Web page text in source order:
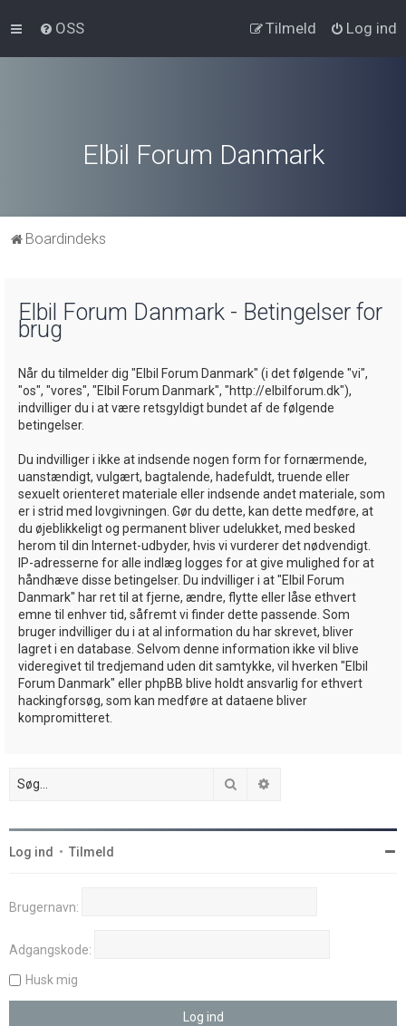
OSS Log ind
Tilmeld
Elbil Forum Danmark
Boardindeks
Elbil Forum Danmark - Betingelser for
brug
Når du tilmelder dig "Elbil Forum Danmark" (i det følgende "vi",
"os", "vores", "Elbil Forum Danmark", "http://elbilforum.dk"),
indvilliger du i at være retsgyldigt bundet af de følgende
betingelser.
Du indvilliger i ikke at indsende nogen form for fornærmende,
uanstændigt, vulgært, bagtalende, hadefuldt, truende eller
sexuelt orienteret materiale eller indsende andet materiale, som
er i strid med lovgivningen. Gør du dette, kan dette medføre, at
du øjeblikkeligt og permanent bliver udelukket, med besked
herom til din Internet-udbyder, hvis vi vurderer det nødvendigt.
IP-adresserne for alle indlæg logges for at give mulighed for at
håndhæve disse betingelser. Du indvilliger i at "Elbil Forum
Danmark" har ret til at fjerne, ændre, flytte eller låse ethvert
emne til enhver tid, såfremt vi finder dette passende. Som
bruger indvilliger du i at al information du har skrevet, bliver
lagret i en database. Selvom denne information ikke vil blive
videregivet til tredjemand uden dit samtykke, vil hverken "Elbil
Forum Danmark" eller phpBB blive holdt ansvarlig for ethvert
hackingforsøg, som kan medføre at dataene bliver
kompromitteret.
Søg
Log ind • Tilmeld
Brugernavn:
Adgangskode:
Husk mig